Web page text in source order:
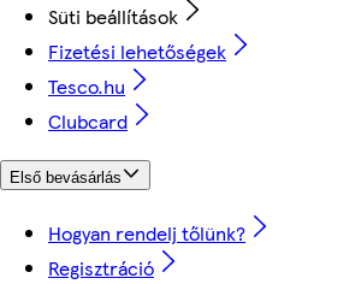
Süti beállítások
Fizetési lehetőségek
Tesco.hu
Clubcard
Első bevásárlás
Hogyan rendelj tőlünk?
Regisztráció